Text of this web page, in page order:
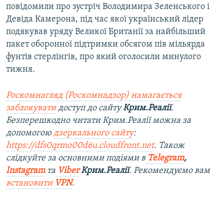
повідомили про зустріч Володимира Зеленського і
Девіда Камерона, під час якої український лідер
подякував уряду Великої Британії за найбільший
пакет оборонної підтримки обсягом пів мільярда
фунтів стерлінгів, про який оголосили минулого
тижня.
Роскомнагляд (Роскомнадзор) намагається
заблокуватидоступ до сайтуКрим.Реалії.
Безперешкодно читати Крим.Реалії можна за
допомогою дзеркального сайту:
https://dfs0qrmo00d6u.cloudfront.net. Також
слідкуйте за основними подіями в Telegram,
Instagramта ViberКрим.Реалії. Рекомендуємо вам
встановити VPN.